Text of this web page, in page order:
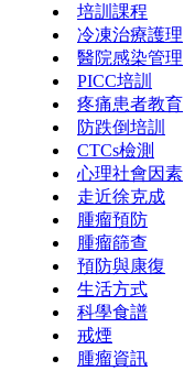
培訓課程
冷凍治療護理
醫院感染管理
PICC培訓
疼痛患者教育
防跌倒培訓
CTCs檢測
心理社會因素
走近徐克成
腫瘤預防
腫瘤篩查
預防與康復
生活方式
科學食譜
戒煙
腫瘤資訊